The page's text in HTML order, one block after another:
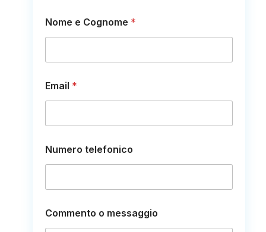
Nome e Cognome *
Email *
Numero telefonico
e
C
Commento o messaggio